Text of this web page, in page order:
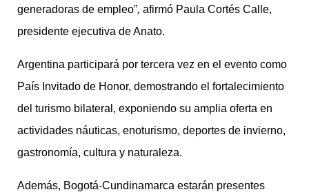
generadoras de empleo”, afirmó Paula Cortés Calle,
presidente ejecutiva de Anato.
Argentina participará por tercera vez en el evento como
País Invitado de Honor, demostrando el fortalecimiento
del turismo bilateral, exponiendo su amplia oferta en
actividades náuticas, enoturismo, deportes de invierno,
gastronomía, cultura y naturaleza.
Además, Bogotá-Cundinamarca estarán presentes